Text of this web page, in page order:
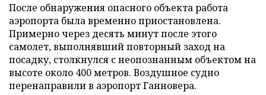
После обнаружения опасного объекта работа
аэропорта была временно приостановлена.
Примерно через десять минут после этого
самолет, выполнявший повторный заход на
посадку, столкнулся с неопознанным объектом на
высоте около 400 метров. Воздушное судно
перенаправили в аэропорт Ганновера.